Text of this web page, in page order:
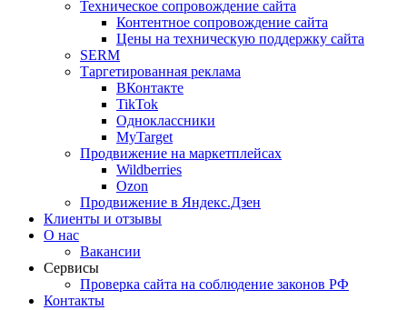
Техническое сопровождение сайта
Контентное сопровождение сайта
Цены на техническую поддержку сайта
SERM
Таргетированная реклама
ВКонтакте
TikTok
Одноклассники
MyTarget
Продвижение на маркетплейсах
Wildberries
Ozon
Продвижение в Яндекс.Дзен
Клиенты и отзывы
О нас
Вакансии
Сервисы
Проверка сайта на соблюдение законов РФ
Контакты